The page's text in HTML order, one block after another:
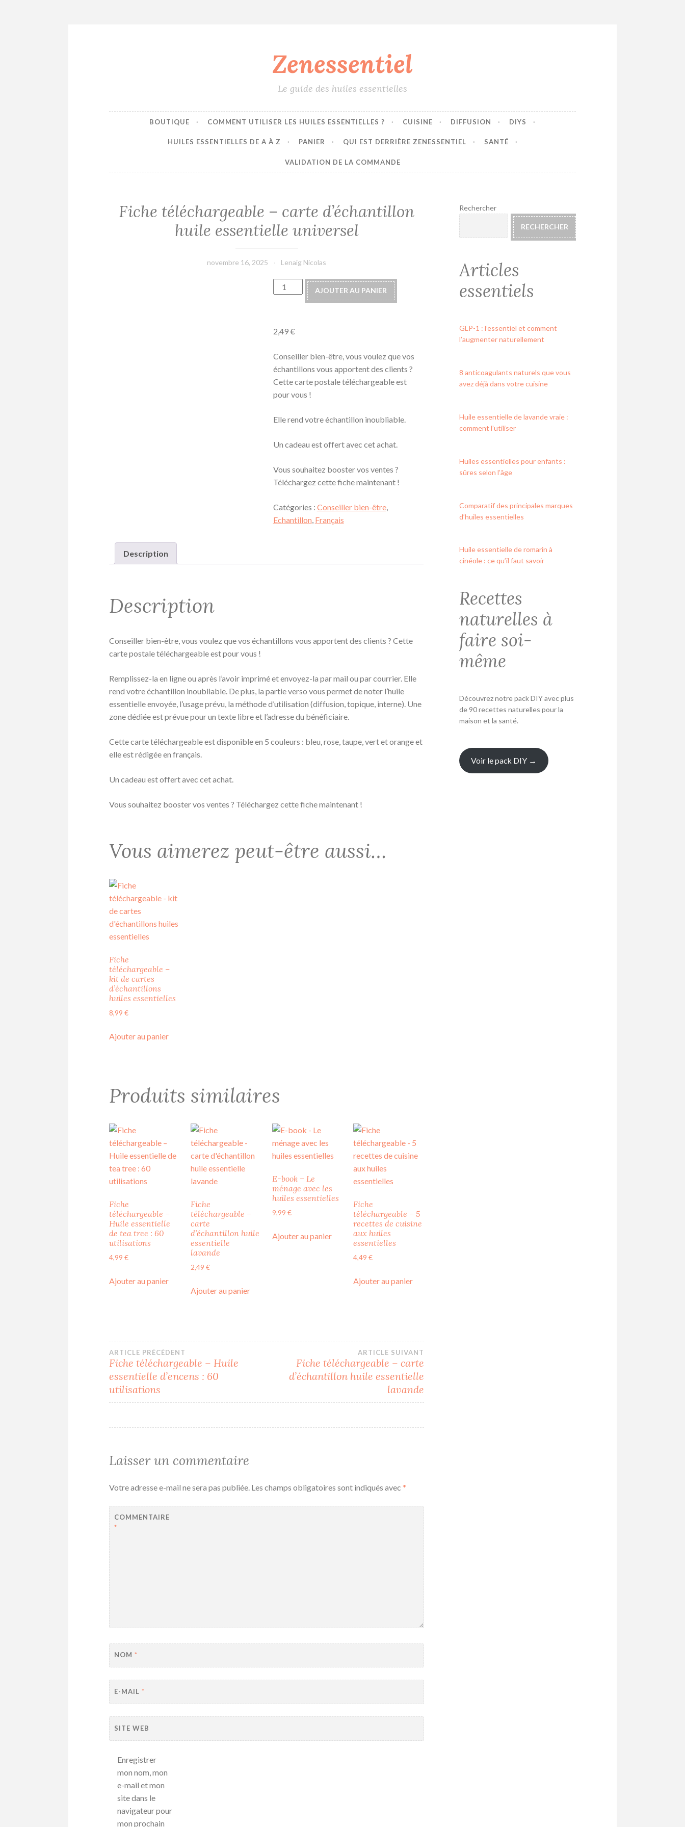
Zenessentiel
Le guide des huiles essentielles
BOUTIQUE COMMENT UTILISER LES HUILES ESSENTIELLES ? CUISINE DIFFUSION DIYS
HUILES ESSENTIELLES DE A À Z PANIER QUI EST DERRIÈRE ZENESSENTIEL SANTÉ
VALIDATION DE LA COMMANDE
Fiche téléchargeable – carte d’échantillon
huile essentielle universel
novembre 16, 2025 Lenaïg Nicolas
quantité
de
-
d'échantillon
huile
essentielle
universel
AJOUTER AU PANIER
2,49€
Conseiller bien-être, vous voulez que vos
échantillons vous apportent des clients ?
Cette carte postale téléchargeable est
pour vous !
Elle rend votre échantillon inoubliable.
Un cadeau est offert avec cet achat.
Vous souhaitez booster vos ventes ?
Téléchargez cette fiche maintenant !
Catégories : Conseiller bien-être,
Echantillon, Français
Description
Description
Conseiller bien-être, vous voulez que vos échantillons vous apportent des clients ? Cette
carte postale téléchargeable est pour vous !
Remplissez-la en ligne ou après l’avoir imprimé et envoyez-la par mail ou par courrier. Elle
rend votre échantillon inoubliable. De plus, la partie verso vous permet de noter l’huile
essentielle envoyée, l’usage prévu, la méthode d’utilisation (diffusion, topique, interne). Une
zone dédiée est prévue pour un texte libre et l’adresse du bénéficiaire.
Cette carte téléchargeable est disponible en 5 couleurs : bleu, rose, taupe, vert et orange et
elle est rédigée en français.
Un cadeau est offert avec cet achat.
Vous souhaitez booster vos ventes ? Téléchargez cette fiche maintenant !
Vous aimerez peut-être aussi…
Fiche
téléchargeable –
kit de cartes
d’échantillons
huiles essentielles
8,99€
Ajouter au panier
Produits similaires
Fiche
téléchargeable –
Huile essentielle
de tea tree : 60
utilisations
4,99€
Ajouter au panier
Fiche
téléchargeable –
carte
d’échantillon huile
essentielle
lavande
2,49€
Ajouter au panier
E-book – Le
ménage avec les
huiles essentielles
9,99 €
Ajouter au panier
Fiche
téléchargeable – 5
recettes de cuisine
aux huiles
essentielles
4,49€
Ajouter au panier
Navigation
de
l’article
ARTICLE PRÉCÉDENT
Fiche téléchargeable – Huile
essentielle d’encens : 60
utilisations
ARTICLE SUIVANT
Fiche téléchargeable – carte
d’échantillon huile essentielle
lavande
Laisser un commentaire
Votre adresse e-mail ne sera pas publiée. Les champs obligatoires sont indiqués avec*
COMMENTAIRE
*
NOM*
E-MAIL*
SITE WEB
Enregistrer
mon nom, mon
e-mail et mon
site dans le
navigateur pour
mon prochain
Rechercher
RECHERCHER
Articles
essentiels
GLP-1 : l’essentiel et comment
l’augmenter naturellement
8 anticoagulants naturels que vous
avez déjà dans votre cuisine
Huile essentielle de lavande vraie :
comment l’utiliser
Huiles essentielles pour enfants :
sûres selon l’âge
Comparatif des principales marques
d’huiles essentielles
Huile essentielle de romarin à
cinéole : ce qu’il faut savoir
Recettes
naturelles à
faire soi-
même
Découvrez notre pack DIY avec plus
de 90 recettes naturelles pour la
maison et la santé.
Voir le pack DIY →